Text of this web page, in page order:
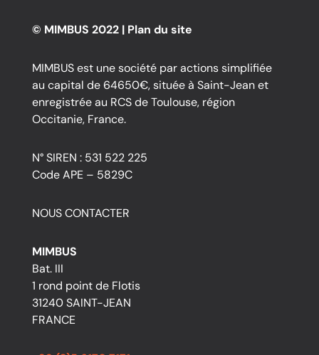
© MIMBUS 2022 | Plan du site
MIMBUS est une société par actions simplifiée
au capital de 64650€, située à Saint-Jean et
enregistrée au RCS de Toulouse, région
Occitanie, France.
N° SIREN : 531 522 225
Code APE – 5829C
NOUS CONTACTER
MIMBUS
Bat. III
1 rond point de Flotis
31240 SAINT-JEAN
FRANCE